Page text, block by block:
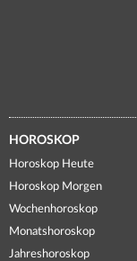
HOROSKOP
Horoskop Heute
Horoskop Morgen
Wochenhoroskop
Monatshoroskop
Jahreshoroskop